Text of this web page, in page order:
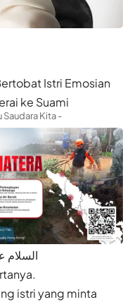
Istri Emosian
ke Suami
Saudara Kita -
السلام
istri yang minta